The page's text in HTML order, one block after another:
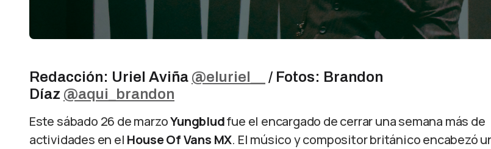
Redacción: Uriel Aviña @eluriel__
/ Fotos: Brandon
Díaz @aqui_brandon
Este sábado 26 de marzoYungbludfue el encargado de cerrar una semana más de
actividades en el House Of Vans MX. El músico y compositor británico encabezó